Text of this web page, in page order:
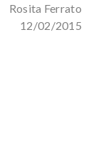
Rosita Ferrato
12/02/2015